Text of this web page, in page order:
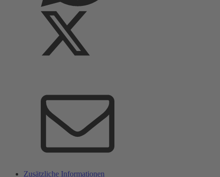
Zusätzliche Informationen